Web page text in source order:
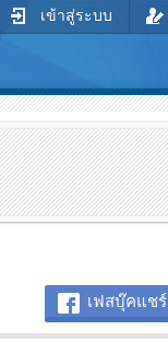
เข้าสู่ระบบ
เฟสบุ๊คแชร์